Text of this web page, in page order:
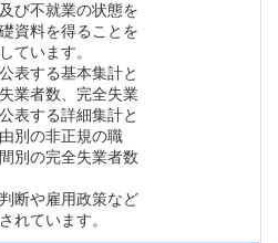
び不就業の状態を
資料を得ることを
ています。
表する基本集計と
業者数、完全失業
表する詳細集計と
別の非正規の職
別の完全失業者数
断や雇用政策など
れています。